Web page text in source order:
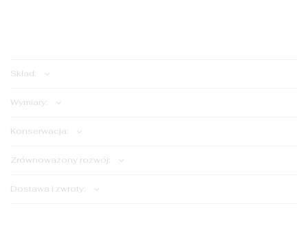
Skład:
Wymiary:
Konserwacja:
Zrównoważony rozwój:
Dostawa i zwroty: